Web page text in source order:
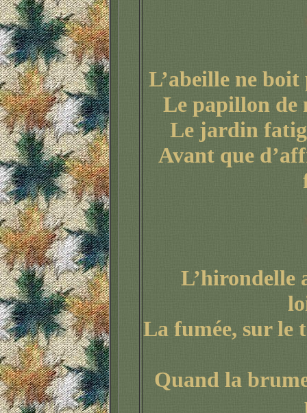
L’abeille ne boit
Le papillon de
Le jardin
Avant que
L’hirondelle
La fumée, sur le
Quand la